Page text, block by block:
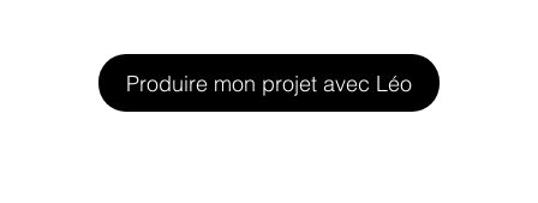
Produire mon projet avec Léo